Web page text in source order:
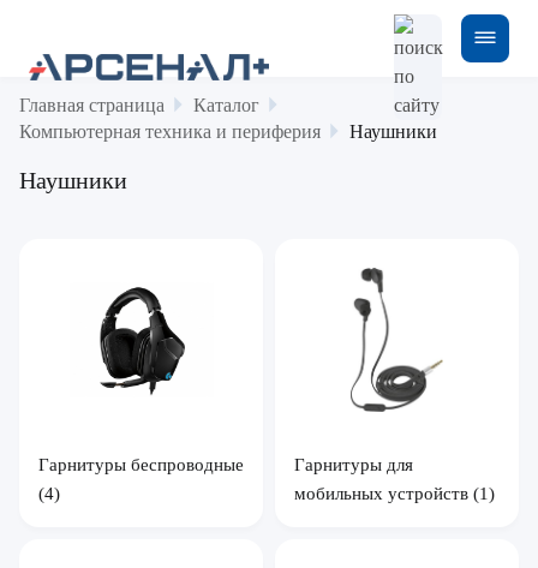
Главная страница
Каталог
Компьютерная техника и периферия
Наушники
Наушники
Гарнитуры беспроводные
(4)
Гарнитуры для
мобильных устройств (1)